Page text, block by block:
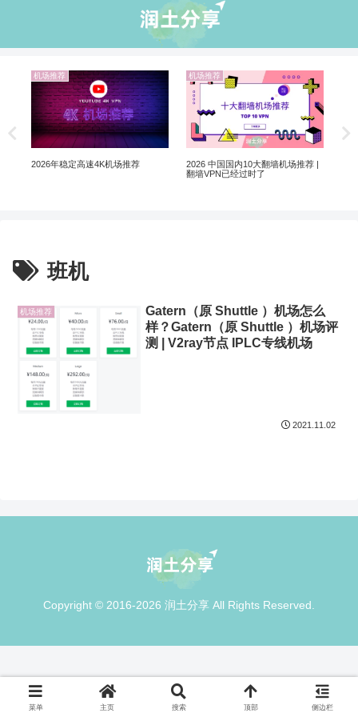
机场推荐
2026年稳定高速4K机场推荐
机场推荐
2026 中国国内10大翻墙机场推荐 |
翻墙VPN已经过时了
班机
机场推荐
Gatern（原 Shuttle ）机场怎么
样？Gatern（原 Shuttle ）机场评
测 | V2ray节点 IPLC专线机场
2021.11.02
Copyright © 2016-2026 润土分享 All Rights Reserved.
菜单 主页 搜索 顶部 侧边栏